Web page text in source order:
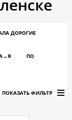
ДОРОГИЕ
ПО
ПОКАЗАТЬ ФИЛЬТР